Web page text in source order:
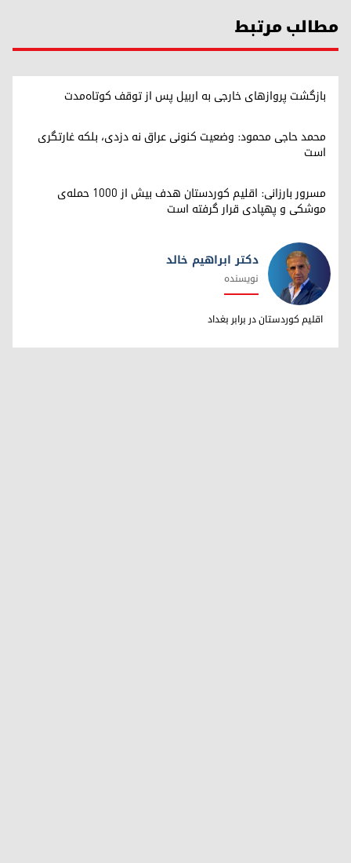
مطالب مرتبط
بازگشت پروازهای خارجی به اربیل پس از توقف کوتاه‌مدت
محمد حاجی محمود: وضعیت کنونی عراق نه دزدی، بلکه غارتگری
است
مسرور بارزانی: اقلیم کوردستان هدف بیش از ۱۰۰۰ حمله‌ی
موشکی و پهپادی قرار گرفته است
دکتر ابراهیم خالد
دکتر ابراهیم خالد
نویسنده
اقلیم کوردستان در برابر بغداد